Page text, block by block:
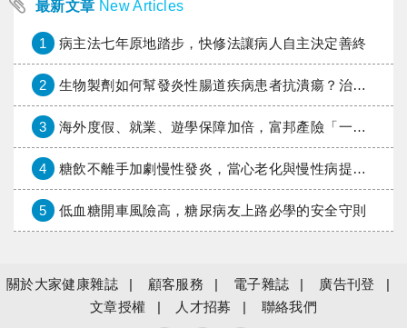
最新文章 New Articles
1 病主法七年原地踏步，快修法讓病人自主決定善終
2 生物製劑如何幫發炎性腸道疾病患者抗潰瘍？治療進展與健保給付困境一次看
3 海外度假、就業、遊學保障加倍，富邦產險「一期逐夢」專案加碼遠距醫療與緊急救援
4 糖飲不離手加劇慢性發炎，當心老化與慢性病提早報到
5 低血糖開車風險高，糖尿病友上路必學的安全守則
關於大家健康雜誌 顧客服務 電子雜誌
廣告刊登
文章授權
人才招募 聯絡我們